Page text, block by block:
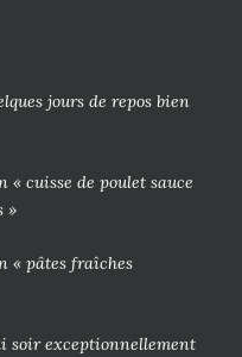
jours de repos bien
cuisse de poulet sauce
»
« pâtes fraîches
soir exceptionnellement